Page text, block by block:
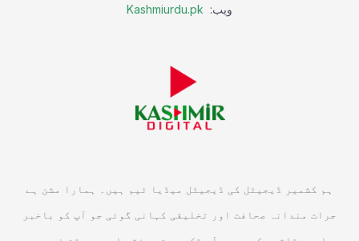
ویب: Kashmiurdu.pk
ہم کشمیر ڈیجیٹل کی ڈیجیٹل میڈیا ٹیم ہیں۔ ہمارا مشن ہے
جرات مندانہ صحافت اور تخلیقی کہانی گوئی جو آپ کو باخبر